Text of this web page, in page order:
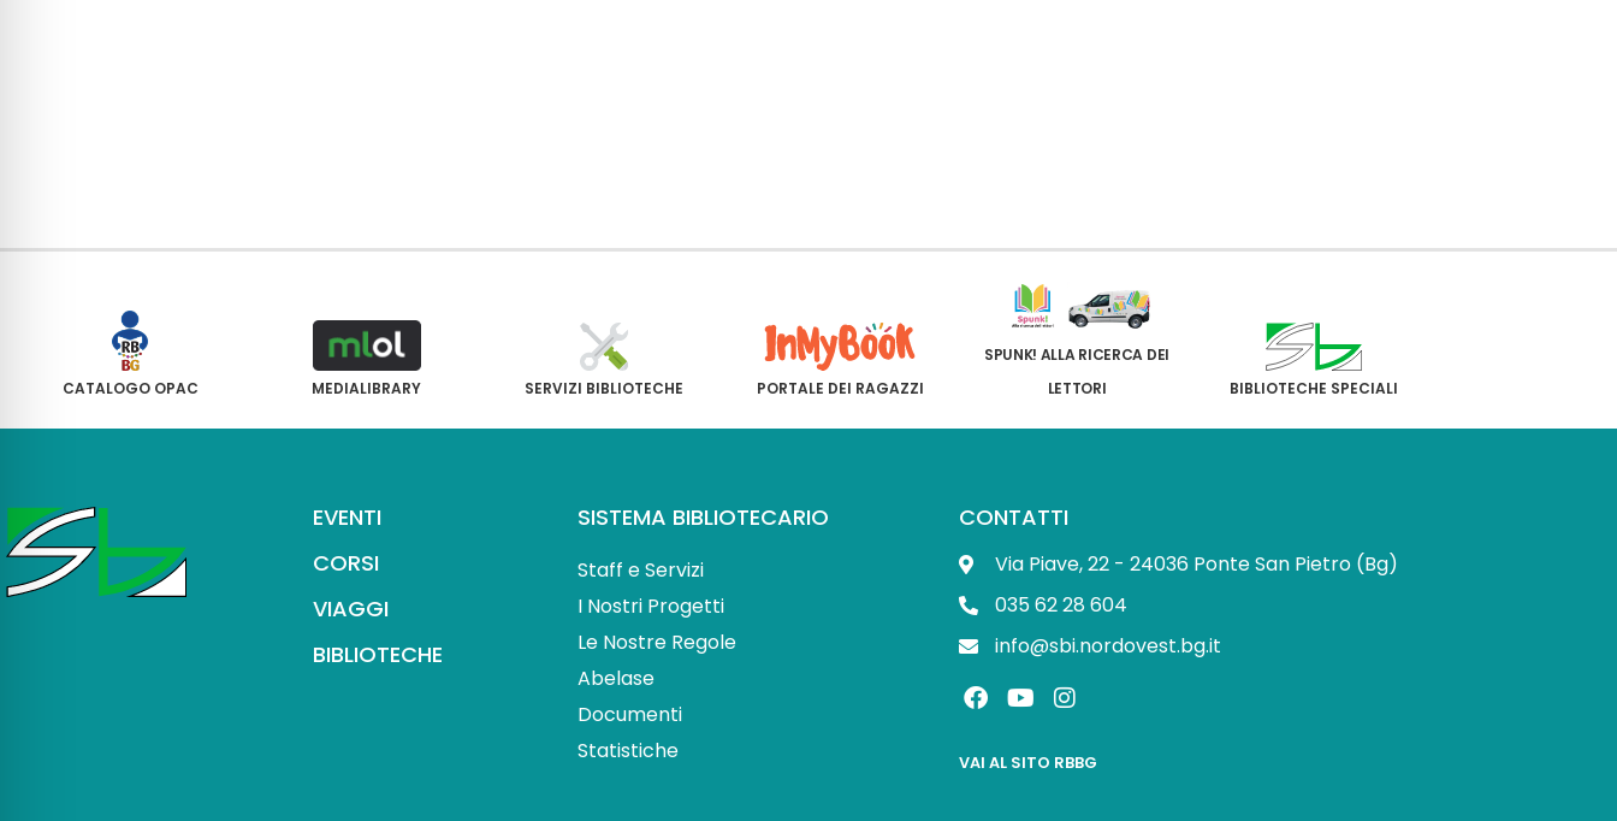
CATALOGO OPAC MEDIALIBRARY SERVIZI BIBLIOTECHE PORTALE DEI RAGAZZI
SPUNK! ALLA RICERCA DEI
LETTORI
BIBLIOTECHE SPECIALI
EVENTI
CORSI
VIAGGI
BIBLIOTECHE
SISTEMA BIBLIOTECARIO
Staff e Servizi
I Nostri Progetti
Le Nostre Regole
Abelase
Documenti
Statistiche
CONTATTI
Via Piave, 22 - 24036 Ponte San Pietro (Bg)
035 62 28 604
info@sbi.nordovest.bg.it
F
a
e
Y
o
t
I
n
t
VAI AL SITO RBBG